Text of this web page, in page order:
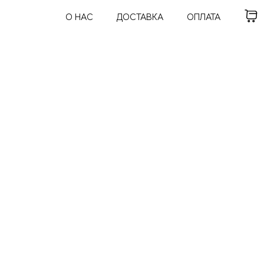
О НАС ДОСТАВКА ОПЛАТА